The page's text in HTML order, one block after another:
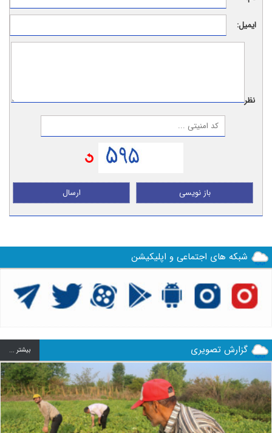
ایمیل:
نظر:
ارسال باز نویسی
شبکه های اجتماعی و اپلیکیشن
گزارش تصویری بيشتر ...